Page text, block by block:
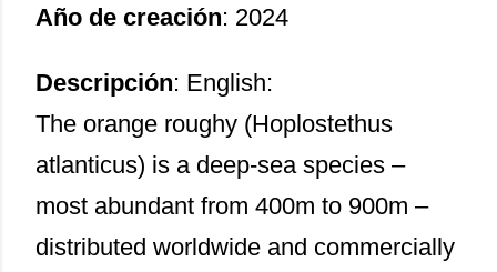
Año de creación: 2024
Descripción: English:
The orange roughy (Hoplostethus
atlanticus) is a deep-sea species –
most abundant from 400m to 900m –
distributed worldwide and commercially